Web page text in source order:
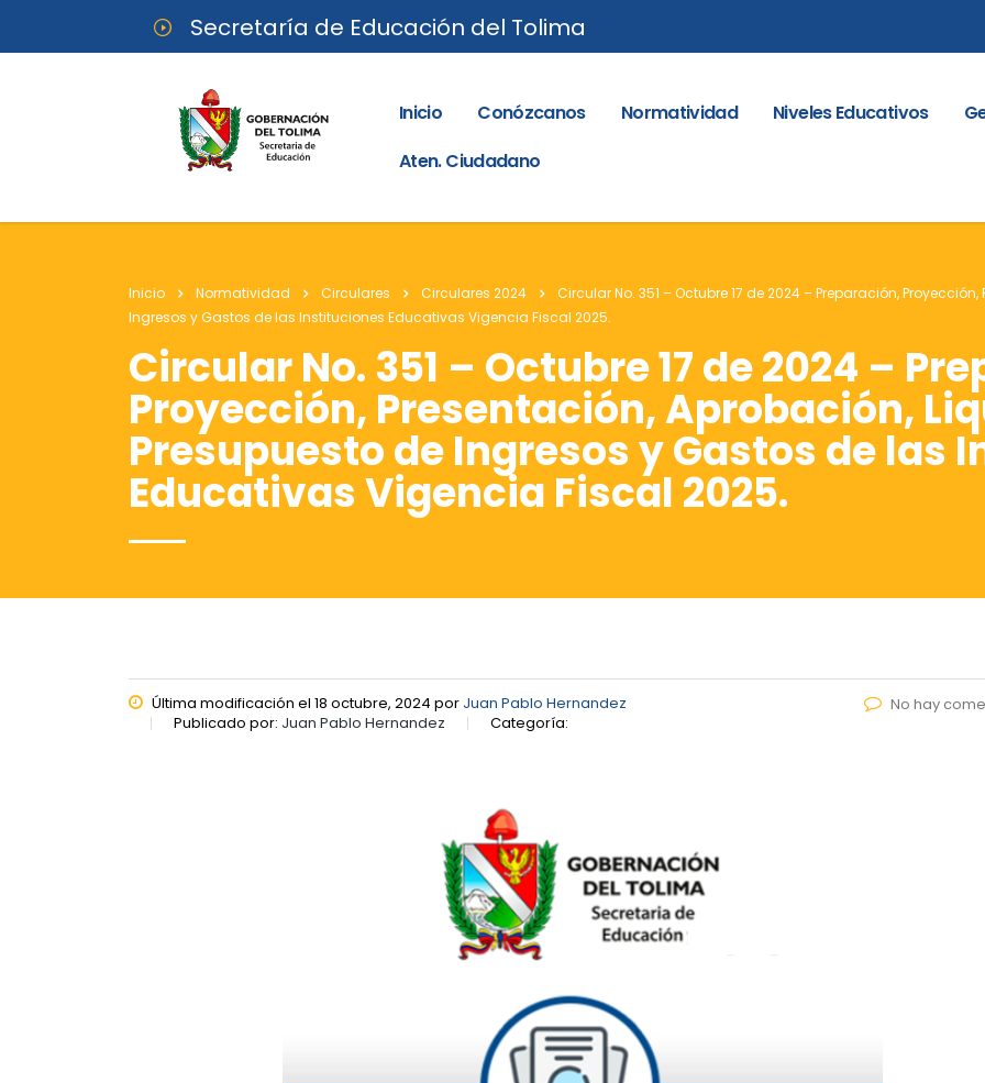
Secretaría de Educación del Tolima
Inicio Conózcanos Normatividad Niveles Educativos
Aten. Ciudadano
Inicio Normatividad Circulares Circulares 2024
Circular No. 351 – Octubre 17 de 2024 – Preparación,
Ingresos y Gastos de las Instituciones Educativas Vigencia Fiscal 2025.
Circular No. 351 – Octubre 17 de 2024 –
Proyección, Presentación, Aprobación,
Presupuesto de Ingresos y Gastos de las
Educativas Vigencia Fiscal 2025.
Última modificación el 18 octubre, 2024 por Juan Pablo Hernandez
Publicado por: Juan Pablo Hernandez Categoría:
No hay